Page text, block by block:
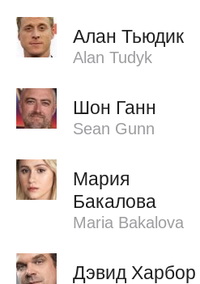
Алан Тьюдик
Alan Tudyk
Шон Ганн
Sean Gunn
Мария
Бакалова
Maria Bakalova
Дэвид Харбор